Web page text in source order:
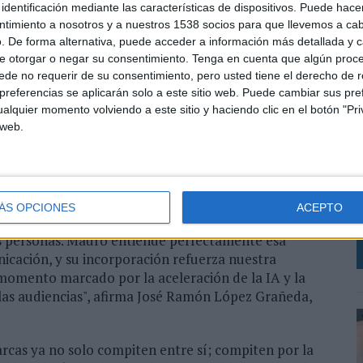
mediante las características de dispositivos. Puede
a nosotros y a nuestros 1538 socios para que llevemos a
De forma alternativa, puede acceder a información más detallada y
otorgar o negar su consentimiento. Tenga en cuenta que algún
no requerir de su consentimiento, pero usted tiene el derecho de
se aplicarán solo a este sitio web. Puede cambiar sus
momento volviendo a este sitio y haciendo clic en el botón
OPCIONES ACEPTO
profesional en transformación digital,
y experiencia de cliente. Antes de incorporarse a
growth director en GMK Brands, donde lideró la
de gran consumo y retail. Anteriormente
frente de la estrategia de social media y
en Tinkle y Ogilvy.
a la evolución del mercado y a la creciente
tecnología y comunicación. "Estamos
combinar inteligencia, creatividad y experiencia
Mauro entiende perfectamente esa
y su incorporación refuerza nuestra
marcado por la aceleración de la IA y la
audiencias", afirma José Ramón López Grañeda,
ya no solo compiten entre sí; compiten por la